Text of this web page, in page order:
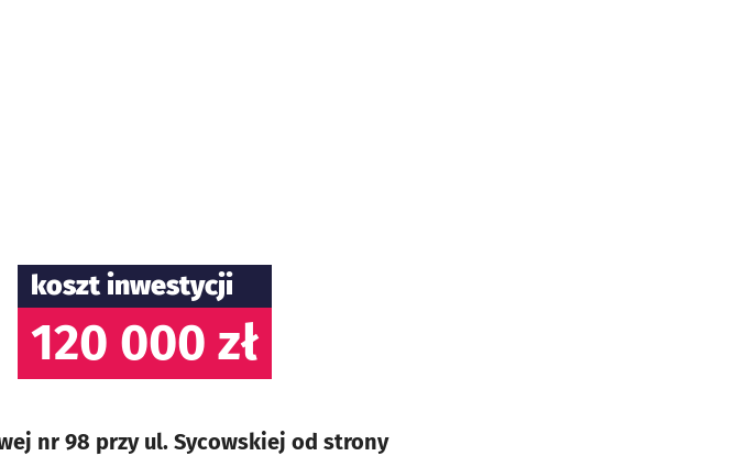
koszt inwestycji
120 000 zł
nr 98 przy ul. Sycowskiej od strony